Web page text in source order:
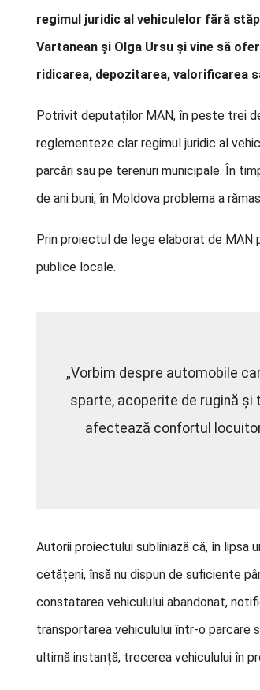
regimul juridic al vehiculelor fără
Vartanean și Olga Ursu și vine să
ridicarea, depozitarea, valorificarea
Potrivit deputaților MAN, în peste trei
reglementeze clar regimul juridic al
parcări sau pe terenuri municipale. În
de ani buni, în Moldova problema a
Prin proiectul de lege elaborat de MAN
publice locale.
„Vorbim despre automobile
sparte, acoperite de rugină
afectează confortul
Autorii proiectului subliniază că, în lipsa
cetățeni, însă nu dispun de suficiente
constatarea vehiculului abandonat,
transportarea vehiculului într-o parcare
ultimă instanță, trecerea vehiculului în